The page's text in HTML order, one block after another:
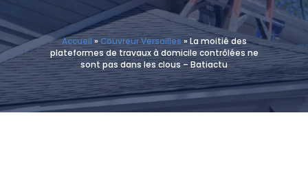
Accueil »Couvreur Versailles »La moitié des
plateformes de travaux à domicile contrôlées ne
sont pas dans les clous – Batiactu